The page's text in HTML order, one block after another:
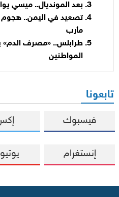
بعد المونديال.. ميسي
تصعيد في اليمن..
مأرب
طرابلس.. «مصرف الدم»
المواطنين
تابعونا
فيسبوك
إنستغرام